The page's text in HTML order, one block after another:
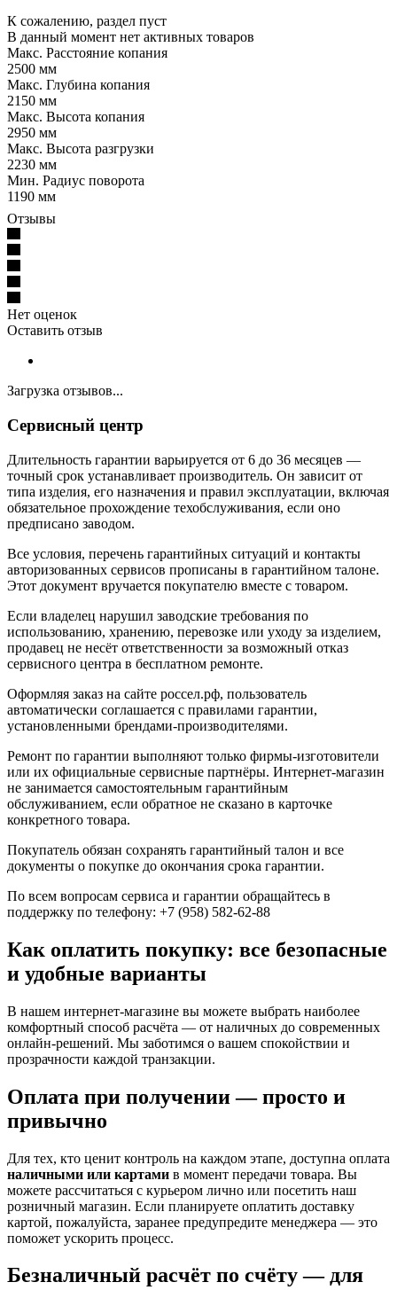
К сожалению, раздел пуст
В данный момент нет активных товаров
Макс. Расстояние копания
2500 мм
Макс. Глубина копания
2150 мм
Макс. Высота копания
2950 мм
Макс. Высота разгрузки
2230 мм
Мин. Радиус поворота
1190 мм
Отзывы
Нет оценок
Оставить отзыв
Загрузка отзывов...
Сервисный центр
Длительность гарантии варьируется от 6 до 36 месяцев —
точный срок устанавливает производитель. Он зависит от
типа изделия, его назначения и правил эксплуатации, включая
обязательное прохождение техобслуживания, если оно
предписано заводом.
Все условия, перечень гарантийных ситуаций и контакты
авторизованных сервисов прописаны в гарантийном талоне.
Этот документ вручается покупателю вместе с товаром.
Если владелец нарушил заводские требования по
использованию, хранению, перевозке или уходу за изделием,
продавец не несёт ответственности за возможный отказ
сервисного центра в бесплатном ремонте.
Оформляя заказ на сайте россел.рф, пользователь
автоматически соглашается с правилами гарантии,
установленными брендами-производителями.
Ремонт по гарантии выполняют только фирмы-изготовители
или их официальные сервисные партнёры. Интернет-магазин
не занимается самостоятельным гарантийным
обслуживанием, если обратное не сказано в карточке
конкретного товара.
Покупатель обязан сохранять гарантийный талон и все
документы о покупке до окончания срока гарантии.
По всем вопросам сервиса и гарантии обращайтесь в
поддержку по телефону: +7 (958) 582-62-88
Как оплатить покупку: все безопасные
и удобные варианты
В нашем интернет-магазине вы можете выбрать наиболее
комфортный способ расчёта — от наличных до современных
онлайн-решений. Мы заботимся о вашем спокойствии и
прозрачности каждой транзакции.
Оплата при получении — просто и
привычно
Для тех, кто ценит контроль на каждом этапе, доступна оплата
наличными или картами в момент передачи товара. Вы
можете рассчитаться с курьером лично или посетить наш
розничный магазин. Если планируете оплатить доставку
картой, пожалуйста, заранее предупредите менеджера — это
поможет ускорить процесс.
Безналичный расчёт по счёту — для